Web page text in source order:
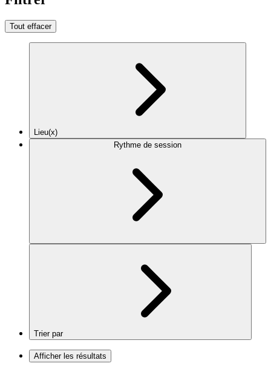
Tout effacer
Lieu(x)
Rythme de session
Trier par
Afficher les résultats